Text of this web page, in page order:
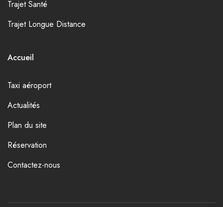
Trajet Santé
Trajet Longue Distance
Accueil
Taxi aéroport
Actualités
Plan du site
Réservation
Contactez-nous